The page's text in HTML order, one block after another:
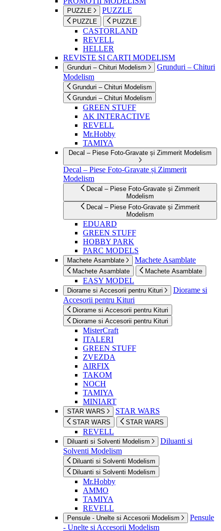
PUZZLE PUZZLE
PUZZLE PUZZLE
CASTORLAND
REVELL
HELLER
REVISTE SI CARTI MODELISM
Grunduri – Chituri Modelism
Grunduri – Chituri
Modelism
Grunduri – Chituri Modelism
Grunduri – Chituri Modelism
GREEN STUFF
AK INTERACTIVE
REVELL
Mr.Hobby
TAMIYA
Decal – Piese Foto-Gravate și Zimmerit Modelism
Decal – Piese Foto-Gravate și Zimmerit
Modelism
Decal – Piese Foto-Gravate și Zimmerit
Modelism
Decal – Piese Foto-Gravate și Zimmerit
Modelism
EDUARD
GREEN STUFF
HOBBY PARK
PARC MODELS
Machete Asamblate Machete Asamblate
Machete Asamblate Machete Asamblate
EASY MODEL
Diorame si Accesorii pentru Kituri
Diorame si
Accesorii pentru Kituri
Diorame si Accesorii pentru Kituri
Diorame si Accesorii pentru Kituri
MisterCraft
ITALERI
GREEN STUFF
ZVEZDA
AIRFIX
TAKOM
NOCH
TAMIYA
MINIART
STAR WARS STAR WARS
STAR WARS STAR WARS
REVELL
Diluanti si Solventi Modelism
Diluanti si
Solventi Modelism
Diluanti si Solventi Modelism
Diluanti si Solventi Modelism
Mr.Hobby
AMMO
TAMIYA
REVELL
Pensule - Unelte si Accesorii Modelism
Pensule
- Unelte si Accesorii Modelism